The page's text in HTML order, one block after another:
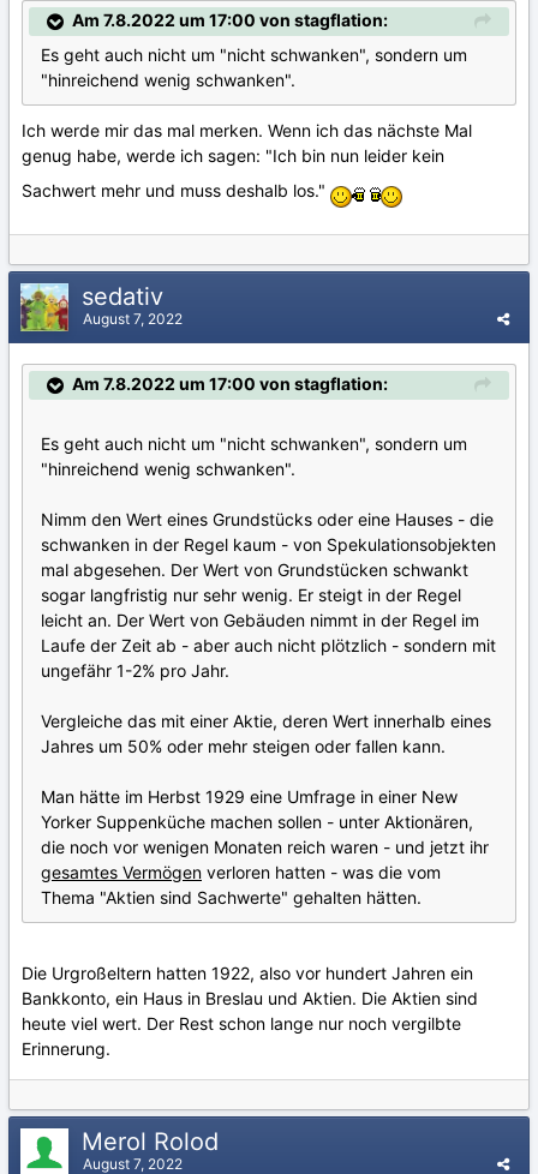
Am 7.8.2022 um 17:00 von stagflation:
Es geht auch nicht um "nicht schwanken", sondern um
"hinreichend wenig schwanken".
Ich werde mir das mal merken. Wenn ich das nächste Mal
genug habe, werde ich sagen: "Ich bin nun leider kein
Sachwert mehr und muss deshalb los."
sedativ
August 7, 2022
Am 7.8.2022 um 17:00 von stagflation:
Es geht auch nicht um "nicht schwanken", sondern um
"hinreichend wenig schwanken".
Nimm den Wert eines Grundstücks oder eine Hauses - die
schwanken in der Regel kaum - von Spekulationsobjekten
mal abgesehen. Der Wert von Grundstücken schwankt
sogar langfristig nur sehr wenig. Er steigt in der Regel
leicht an. Der Wert von Gebäuden nimmt in der Regel im
Laufe der Zeit ab - aber auch nicht plötzlich - sondern mit
ungefähr 1-2% pro Jahr.
Vergleiche das mit einer Aktie, deren Wert innerhalb eines
Jahres um 50% oder mehr steigen oder fallen kann.
Man hätte im Herbst 1929 eine Umfrage in einer New
Yorker Suppenküche machen sollen - unter Aktionären,
die noch vor wenigen Monaten reich waren - und jetzt ihr
gesamtes Vermögen verloren hatten - was die vom
Thema "Aktien sind Sachwerte" gehalten hätten.
Die Urgroßeltern hatten 1922, also vor hundert Jahren ein
Bankkonto, ein Haus in Breslau und Aktien. Die Aktien sind
heute viel wert. Der Rest schon lange nur noch vergilbte
Erinnerung.
Merol Rolod
August 7, 2022